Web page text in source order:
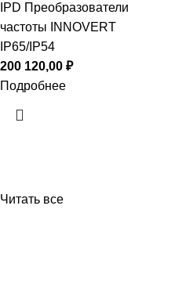
IPD Преобразователи
частоты INNOVERT
IP65/IP54
200 120,00 ₽
Подробнее
Читать все